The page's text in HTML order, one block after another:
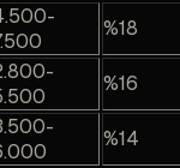
%18
%16
%14